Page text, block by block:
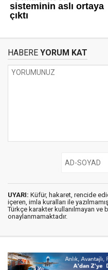
HABERE YORUM KAT
UYARI: Küfür, hakaret, rencide
içeren, imla kuralları ile
Türkçe karakter kullanılmayan ve
onaylanmamaktadır.